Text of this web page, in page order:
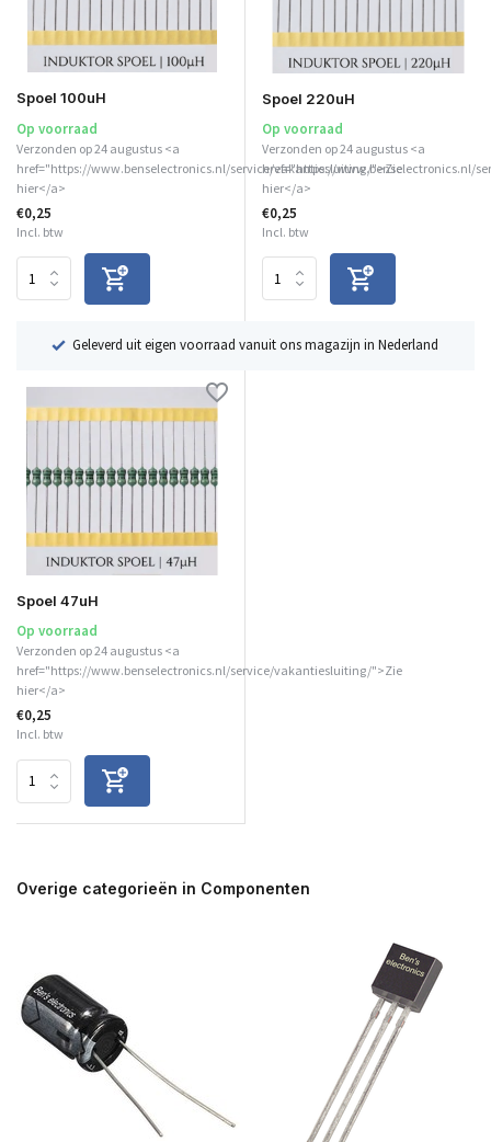
Spoel 100uH
Op voorraad
Verzonden op 24 augustus <a
href="https://www.benselectronics.nl/service/vakantiesluiting/">Zie
hier</a>
€0,25
Incl. btw
Spoel 220uH
Op voorraad
Verzonden op 24 augustus <a
href="https://www.benselectronics.nl/
hier</a>
€0,25
Incl. btw
Geleverd uit eigen voorraad vanuit ons magazijn in Nederland
Spoel 47uH
Op voorraad
Verzonden op 24 augustus <a
href="https://www.benselectronics.nl/service/vakantiesluiting/">Zie
hier</a>
€0,25
Incl. btw
Overige categorieën in Componenten